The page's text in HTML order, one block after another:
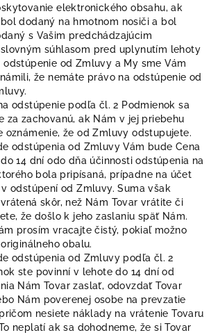
elektronického obsahu, ak
dodaný na hmotnom nosiči a bol
s Vašim predchádzajúcim
súhlasom pred uplynutím lehoty
odstúpenie od Zmluvy a My sme Vám
že nemáte právo na odstúpenie od
odstúpenie podľa čl. 2 Podmienok sa
za zachovanú, ak Nám v jej priebehu
oznámenie, že od Zmluvy odstupujete.
odstúpenia od Zmluvy Vám bude Cena
14 dní odo dňa účinnosti odstúpenia na
bola pripísaná, prípadne na účet
odstúpení od Zmluvy. Suma však
skôr, než Nám Tovar vrátite či
že došlo k jeho zaslaniu späť Nám.
prosím vracajte čistý, pokiaľ možno
obalu.
odstúpenia od Zmluvy podľa čl. 2
ste povinní v lehote do 14 dní od
Nám Tovar zaslať, odovzdať Tovar
Nám poverenej osobe na prevzatie
nesiete náklady na vrátenie Tovaru
neplatí ak sa dohodneme, že si Tovar